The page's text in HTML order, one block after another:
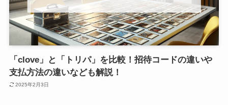
「clove」と「トリパ」を比較！招待コードの違いや
支払方法の違いなども解説！
2025年2月3日